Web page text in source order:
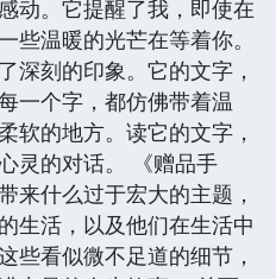
动。它提醒了我，即使在
些温暖的光芒在等着你。
深刻的印象。它的文字，
一个字，都仿佛带着温
软的地方。读它的文字，
灵的对话。 《赠品手
来什么过于宏大的主题，
生活，以及他们在生活中
些看似微不足道的细节，